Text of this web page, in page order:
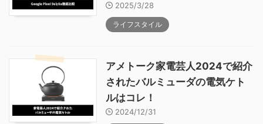
2025/3/28
ライフスタイル
アメトーク家電芸人2024で紹介
されたバルミューダの電気ケト
ルはコレ！
2024/12/31